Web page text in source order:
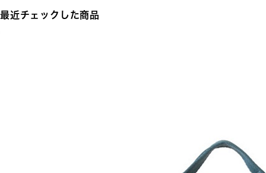
最近チェックした商品